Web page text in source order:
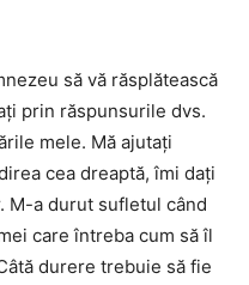
să vă răsplătească
prin răspunsurile dvs.
mele. Mă ajutaţi
cea dreaptă, îmi daţi
M-a durut sufletul când
care întreba cum să îl
durere trebuie să fie